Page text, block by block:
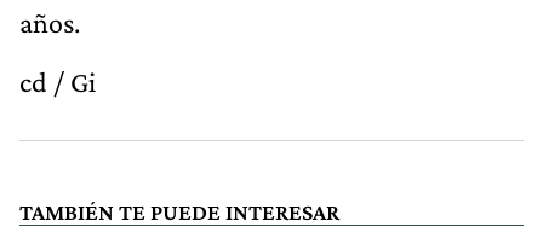
años.
cd / Gi
TAMBIÉN TE PUEDE INTERESAR